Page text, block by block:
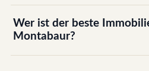
Wer ist der beste
Montabaur?